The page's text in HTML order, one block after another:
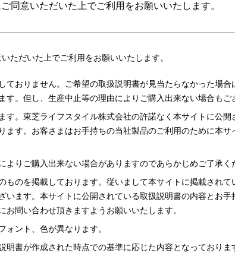
同意いただいた上でご利用をお願いいたします。
ただいた上でご利用をお願いいたします。
おりません。ご希望の取扱説明書が見当たらなかった場
。但し、生産中止等の理由によりご購入出来ない場合もご
。東芝ライフスタイル株式会社の許諾なく本サイトに公
す。お客さまはお手持ちの当社製品のご利用のために本
りご購入出来ない場合がありますのであらかじめご了承く
のを掲載しております。従いまして本サイトに掲載され
ます。本サイトに公開されている取扱説明書の内容とお
問い合わせ頂きますようお願いいたします。
ント、色が異なります。
書が作成された時点での基準に応じた内容となっておりま